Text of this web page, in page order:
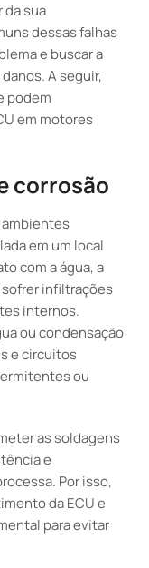
da sua
dessas falhas
e buscar a
A seguir,
podem
em motores
corrosão
ambientes
em um local
com a água, a
infiltrações
internos.
ou condensação
e circuitos
ou
as soldagens
e
Por isso,
da ECU e
para evitar